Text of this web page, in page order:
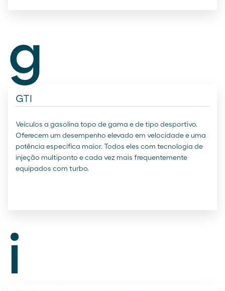
g
GTI
Veículos a gasolina topo de gama e de tipo desportivo.
Oferecem um desempenho elevado em velocidade e uma
potência específica maior. Todos eles com tecnologia de
injeção multiponto e cada vez mais frequentemente
equipados com turbo.
i